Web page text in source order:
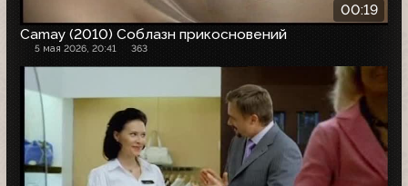
00:19
Camay (2010) Соблазн прикосновений
5 мая 2026, 20:41 363